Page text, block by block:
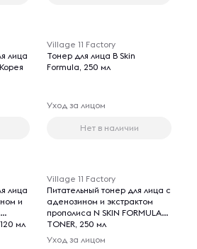
лица
Village 11 Factory
Тонер для лица B Skin
Formula, 250 мл
Уход за лицом
Нет в наличии
лица
и
мл
Village 11 Factory
Питательный тонер для лица с
аденозином и экстрактом
прополиса N SKIN FORMULA
TONER, 250 мл
Уход за лицом